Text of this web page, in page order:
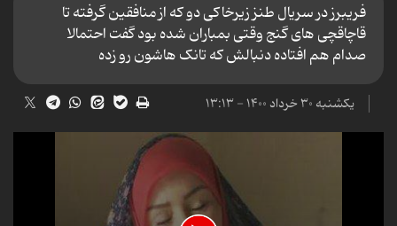
فریبرز در سریال طنز زیرخاکی دو که از منافقین گرفته تا
قاچاقچی های گنج وقتی بمباران شده بود گفت احتمالا
صدام هم افتاده دنبالش که تانک هاشون رو زده
یکشنبه ۳۰ خرداد ۱۴۰۰ - ۱۳:۱۳